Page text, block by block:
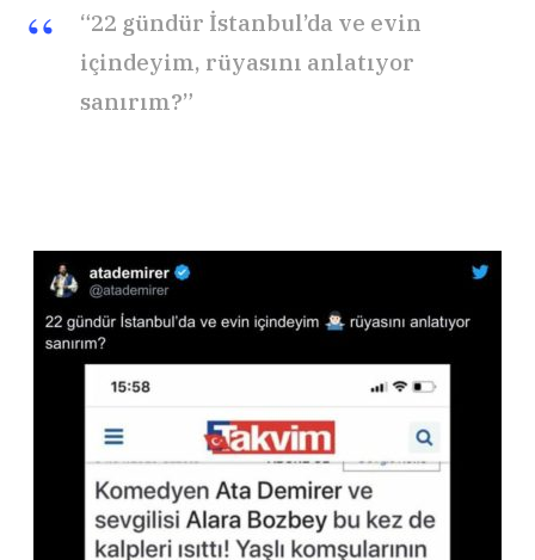
“22 gündür İstanbul’da ve evin
içindeyim, rüyasını anlatıyor
sanırım?”